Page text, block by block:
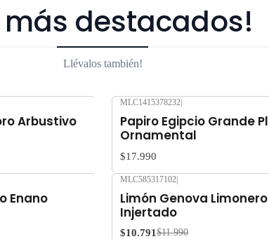
más destacados!
Llévalos también!
Arbustivo
MLC1415378232
Papiro Egipcio Grande
Ornamental
$17.990
Enano
MLC585317102|
Limón Genova
Injertado
$10.791 $11.990